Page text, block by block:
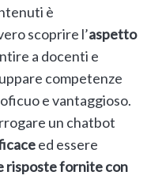
è
scoprire l’aspetto
a docenti e
competenze
e vantaggioso.
un chatbot
ed essere
risposte fornite con